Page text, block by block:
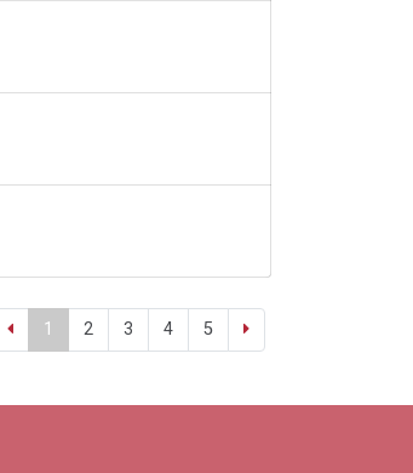
1 2 3 4 5